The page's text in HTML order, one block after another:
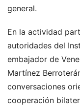
general.
En la actividad
autoridades del
embajador de
Martínez
conversaciones
cooperación